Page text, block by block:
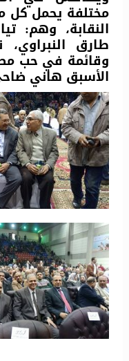
مختلفة يحمل كل
النقابة، وهم:
طارق
وقائمة في حب
الأسبق هاني